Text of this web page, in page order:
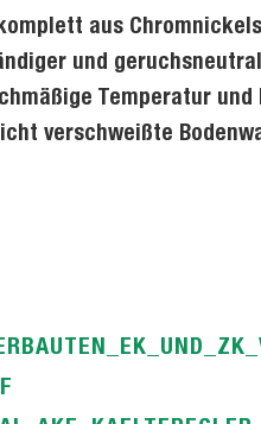
aus
und
Temperatur
verschweißte